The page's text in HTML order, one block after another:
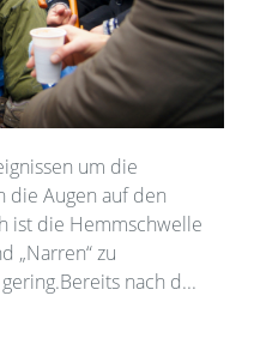
um die
die Augen auf den
ist die Hemmschwelle
„Narren“ zu
nach d...